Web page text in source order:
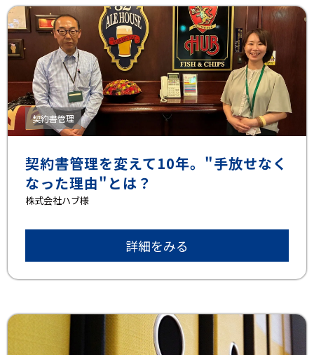
契約書管理
契約書管理を変えて10年。"手放せなく
なった理由"とは？
株式会社ハブ様
詳細をみる